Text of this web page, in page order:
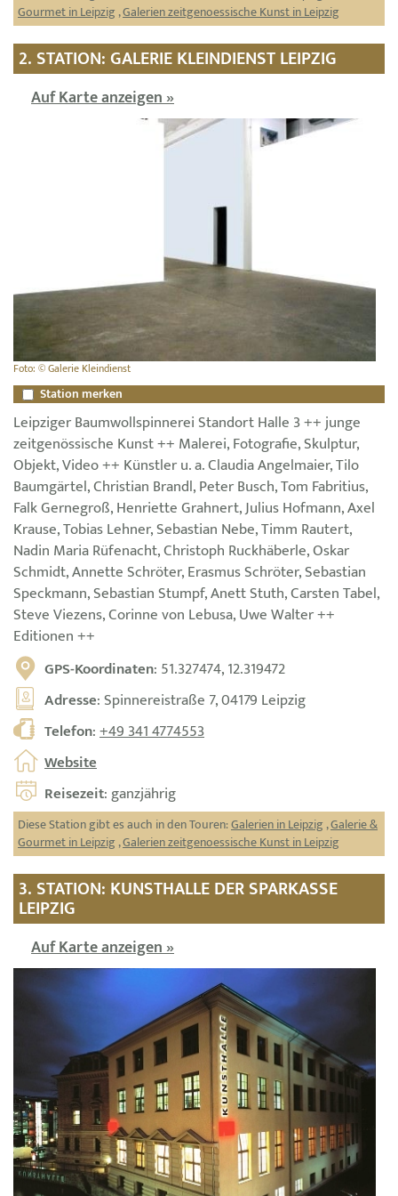
Gourmet in Leipzig ,Galerien zeitgenoessische Kunst in Leipzig
2. STATION: GALERIE KLEINDIENST LEIPZIG
Auf Karte anzeigen »
Foto: © Galerie Kleindienst
Station merken
Leipziger Baumwollspinnerei Standort Halle 3 ++ junge
zeitgenössische Kunst ++ Malerei, Fotografie, Skulptur,
Objekt, Video ++ Künstler u. a. Claudia Angelmaier, Tilo
Baumgärtel, Christian Brandl, Peter Busch, Tom Fabritius,
Falk Gernegroß, Henriette Grahnert, Julius Hofmann, Axel
Krause, Tobias Lehner, Sebastian Nebe, Timm Rautert,
Nadin Maria Rüfenacht, Christoph Ruckhäberle, Oskar
Schmidt, Annette Schröter, Erasmus Schröter, Sebastian
Speckmann, Sebastian Stumpf, Anett Stuth, Carsten Tabel,
Steve Viezens, Corinne von Lebusa, Uwe Walter ++
Editionen ++
GPS-Koordinaten: 51.327474, 12.319472
Adresse: Spinnereistraße 7, 04179 Leipzig
Telefon:+49 341 4774553
Website
Reisezeit: ganzjährig
Diese Station gibt es auch in den Touren:Galerien in Leipzig ,Galerie &
Gourmet in Leipzig ,Galerien zeitgenoessische Kunst in Leipzig
3. STATION: KUNSTHALLE DER SPARKASSE
LEIPZIG
Auf Karte anzeigen »